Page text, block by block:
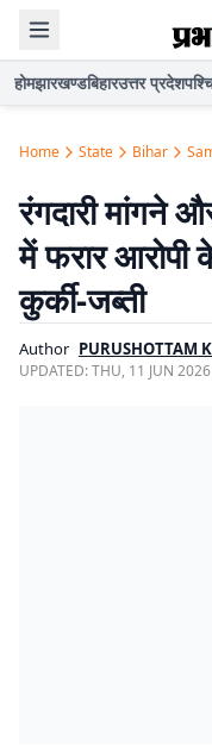
होमझारखण्डबिहारउत्तर प्रदेश
Home State Bihar
रंगदारी मांगने
में फरार आरोपी
कुर्की-जब्ती
Author PURUSHOTTAM
UPDATED:THU, 11 JUN